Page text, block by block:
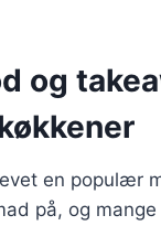
og
en populær
på, og